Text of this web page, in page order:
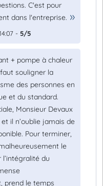
C'est pour
dans l'entreprise.
- 5/5
+ pompe à chaleur
souligner la
des personnes en
et du standard.
Monsieur Devaux
il n’oublie jamais de
Pour terminer,
le
du
prend le temps